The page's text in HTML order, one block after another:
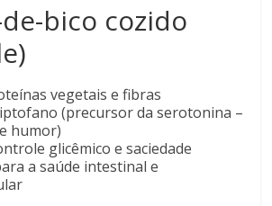
bico cozido
vegetais e fibras
(precursor da serotonina –
humor)
glicêmico e saciedade
a saúde intestinal e